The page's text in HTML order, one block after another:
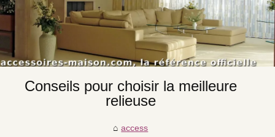
Conseils pour choisir la meilleure
relieuse
access